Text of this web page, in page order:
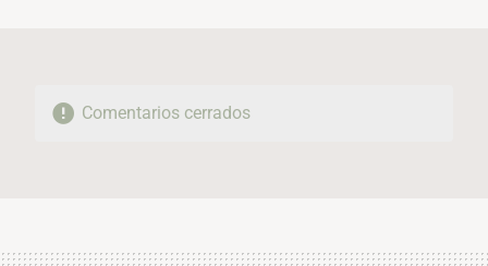
Comentarios cerrados